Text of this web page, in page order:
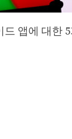
드 앱에 대한